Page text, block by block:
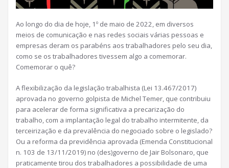
Ao longo do dia de hoje, 1º de maio de 2022, em diversos
meios de comunicação e nas redes sociais várias pessoas e
empresas deram os parabéns aos trabalhadores pelo seu dia,
como se os trabalhadores tivessem algo a comemorar.
Comemorar o quê?
A flexibilização da legislação trabalhista (Lei 13.467/2017)
aprovada no governo golpista de Michel Temer, que contribuiu
para acelerar de forma significativa a precarização do
trabalho, com a implantação legal do trabalho intermitente, da
terceirização e da prevalência do negociado sobre o legislado?
Ou a reforma da previdência aprovada (Emenda Constitucional
n. 103 de 13/11/2019) no (des)governo de Jair Bolsonaro, que
praticamente tirou dos trabalhadores a possibilidade de uma